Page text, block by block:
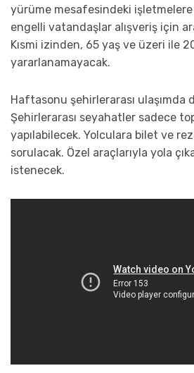
yürüme mesafesindeki
engelli vatandaşlar alışveriş için
Kısmi izinden, 65 yaş ve üzeri ile
yararlanamayacak.
Haftasonu şehirlerarası ulaşımda
Şehirlerarası seyahatler sadece
yapılabilecek. Yolculara bilet ve
sorulacak. Özel araçlarıyla yola
istenecek.